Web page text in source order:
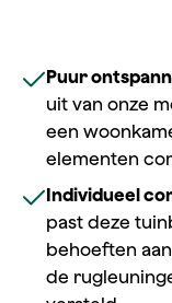
Puur
uit van onze
een
elementen
Individueel
past deze
behoeften
de